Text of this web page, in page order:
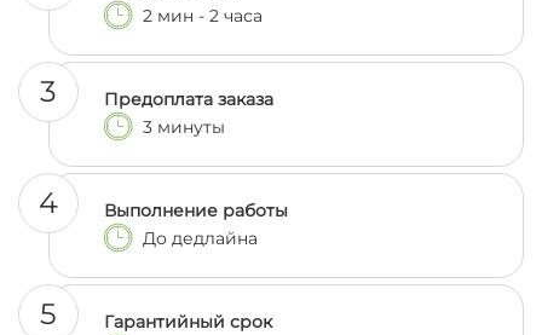
2 мин - 2 часа
3
Предоплата заказа
3 минуты
4
Выполнение работы
До дедлайна
5
Гарантийный срок